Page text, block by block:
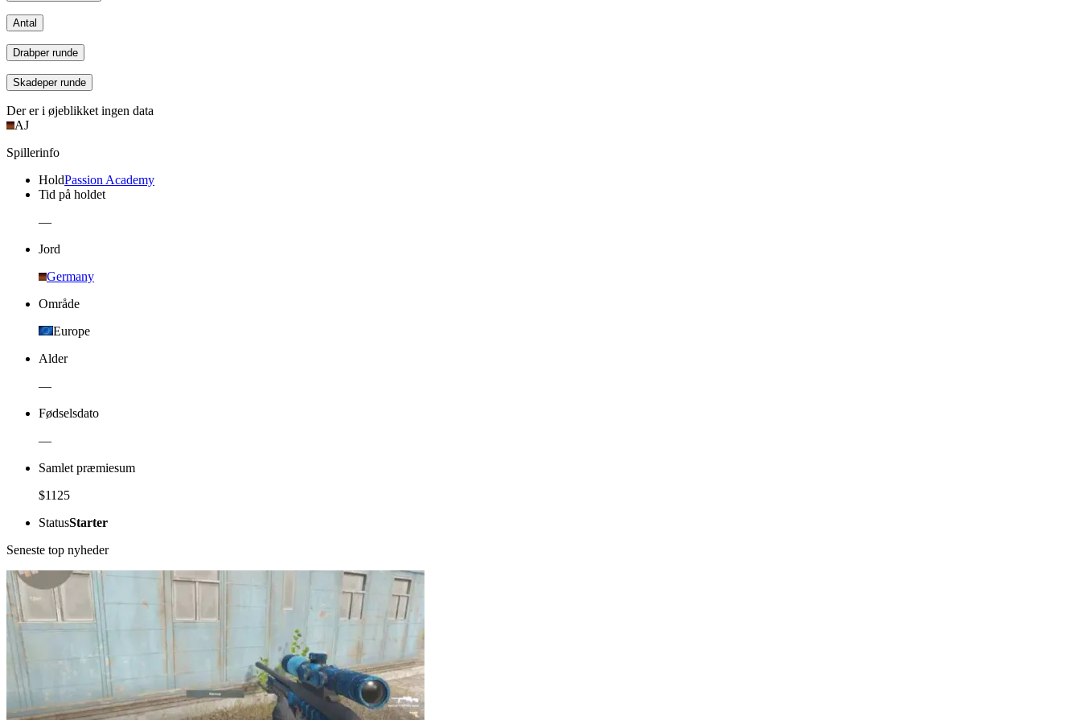
Antal
Drabper runde
Skadeper runde
Der er i øjeblikket ingen data
AJ
Spillerinfo
HoldPassion Academy
Tid på holdet
—
Jord
Germany
Område
Europe
Alder
—
Fødselsdato
—
Samlet præmiesum
$1125
StatusStarter
Seneste top nyheder